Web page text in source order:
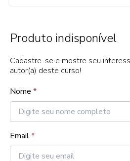
Produto indisponível
Cadastre-se e mostre seu
autor(a) deste curso!
Nome *
Email*